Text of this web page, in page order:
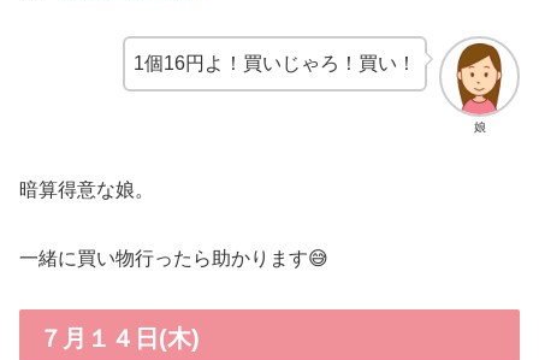
娘
1個16円よ！買いじゃろ！買い！
暗算得意な娘。
一緒に買い物行ったら助かります😅
７月１４日(木)